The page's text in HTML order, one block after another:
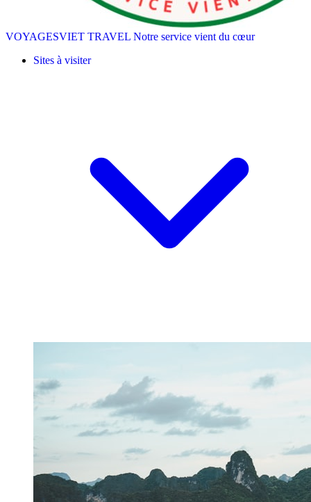
VOYAGESVIET TRAVEL Notre service vient du cœur
Sites à visiter